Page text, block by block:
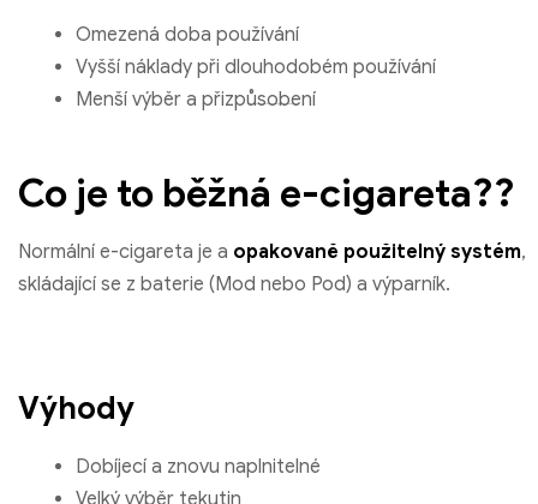
Omezená doba používání
Vyšší náklady při dlouhodobém používání
Menší výběr a přizpůsobení
Co je to běžná e-cigareta??
Normální e-cigareta je a opakovaně použitelný systém,
skládající se z baterie (Mod nebo Pod) a výparník.
Výhody
Dobíjecí a znovu naplnitelné